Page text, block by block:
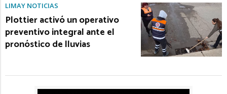
LIMAY NOTICIAS
Plottier activó un operativo
preventivo integral ante el
pronóstico de lluvias